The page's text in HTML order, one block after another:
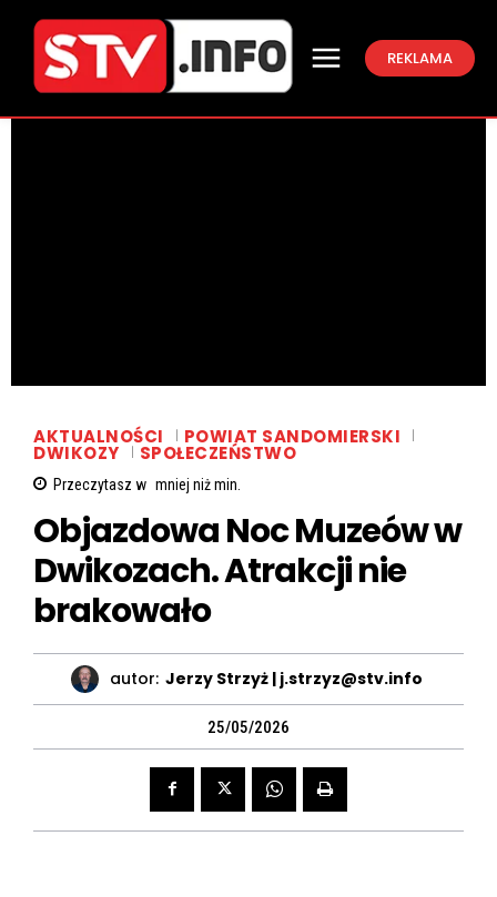
REKLAMA
AKTUALNOŚCI POWIAT SANDOMIERSKI
DWIKOZY SPOŁECZEŃSTWO
Przeczytasz w mniej niżmin.
Objazdowa Noc Muzeów w
Dwikozach. Atrakcji nie
brakowało
autor: Jerzy Strzyż | j.strzyz@stv.info
25/05/2026